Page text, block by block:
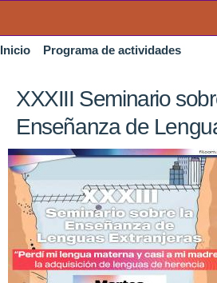
principal
Se encuentra usted aquí
Inicio Programa de actividades
XXXIII Seminario
Enseñanza de